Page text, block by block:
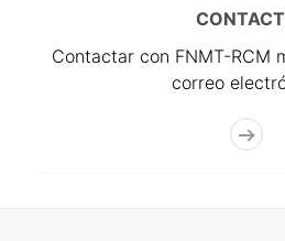
Contactar con FNMT-RCM
correo